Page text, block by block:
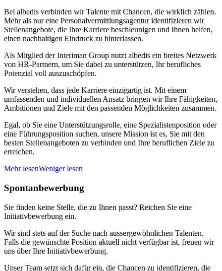
Bei albedis verbinden wir Talente mit Chancen, die wirklich zählen.
Mehr als nur eine Personalvermittlungsagentur identifizieren wir
Stellenangebote, die Ihre Karriere beschleunigen und Ihnen helfen,
einen nachhaltigen Eindruck zu hinterlassen.
Als Mitglied der Interiman Group nutzt albedis ein breites Netzwerk
von HR-Partnern, um Sie dabei zu unterstützen, Ihr berufliches
Potenzial voll auszuschöpfen.
Wir verstehen, dass jede Karriere einzigartig ist. Mit einem
umfassenden und individuellen Ansatz bringen wir Ihre Fähigkeiten,
Ambitionen und Ziele mit den passenden Möglichkeiten zusammen.
Egal, ob Sie eine Unterstützungsrolle, eine Spezialistenposition oder
eine Führungsposition suchen, unsere Mission ist es, Sie mit den
besten Stellenangeboten zu verbinden und Ihre beruflichen Ziele zu
erreichen.
Mehr lesenWeniger lesen
Spontanbewerbung
Sie finden keine Stelle, die zu Ihnen passt? Reichen Sie eine
Initiativbewerbung ein.
Wir sind stets auf der Suche nach aussergewöhnlichen Talenten.
Falls die gewünschte Position aktuell nicht verfügbar ist, freuen wir
uns über Ihre Initiativbewerbung.
Unser Team setzt sich dafür ein, die Chancen zu identifizieren, die